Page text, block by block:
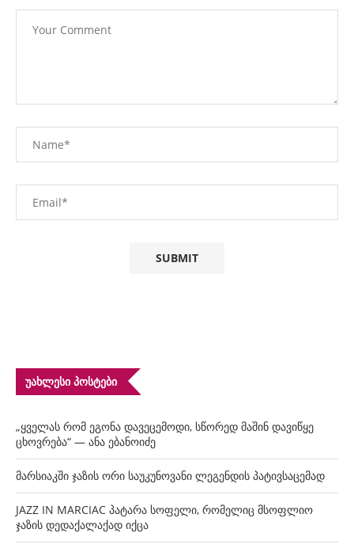
ᲣᲐᲮᲚᲔᲡᲘ ᲞᲝᲡᲢᲔᲑᲘ
„ყველას რომ ეგონა დავეცემოდი, სწორედ მაშინ დავიწყე
ცხოვრება“ — ანა ებანოიძე
მარსიაკში ჯაზის ორი საუკუნოვანი ლეგენდის პატივსაცემად
JAZZ IN MARCIAC პატარა სოფელი, რომელიც მსოფლიო
ჯაზის დედაქალაქად იქცა